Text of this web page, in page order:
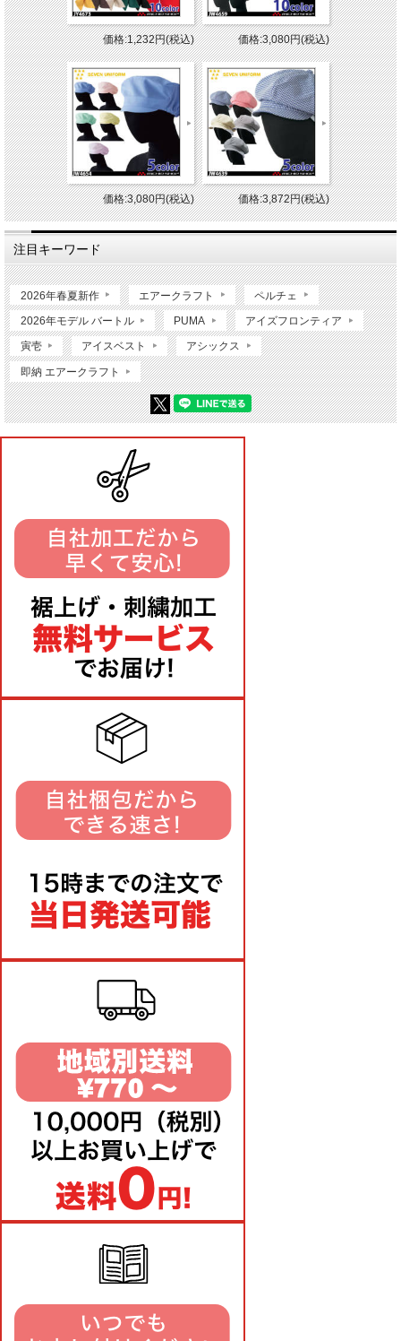
価格:1,232円(税込) 価格:3,080円(税込)
価格:3,080円(税込) 価格:3,872円(税込)
注目キーワード
2026年春夏新作 エアークラフト ペルチェ
2026年モデル バートル PUMA アイズフロンティア
寅壱 アイスベスト アシックス
即納 エアークラフト